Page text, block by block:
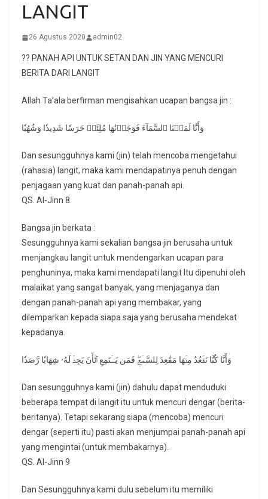
LANGIT
26 Agustus 2020 admin02
?? PANAH API UNTUK SETAN DAN JIN YANG MENCURI
BERITA DARI LANGIT
Allah Ta’ala berfirman mengisahkan ucapan bangsa jin :
وَأَنَّا لَمَسۡنَا ٱلسَّمَآءَ فَوَجَدۡنَٰهَا مُلِئَتۡ حَرَسٗا شَدِيدٗا وَشُهُبٗا
Dan sesungguhnya kami (jin) telah mencoba mengetahui
(rahasia) langit, maka kami mendapatinya penuh dengan
penjagaan yang kuat dan panah-panah api.
QS. Al-Jinn 8.
Bangsa jin berkata :
Sesungguhnya kami sekalian bangsa jin berusaha untuk
menjangkau langit untuk mendengarkan ucapan para
penghuninya, maka kami mendapati langit Itu dipenuhi oleh
malaikat yang sangat banyak, yang menjaganya dan
dengan panah-panah api yang membakar, yang
dilemparkan kepada siapa saja yang berusaha mendekat
kepadanya.
وَأَنَّا كُنَّا نَقۡعُدُ مِنۡهَا مَقَٰعِدَ لِلسَّمۡعِۖ فَمَن يَسۡتَمِعِ ٱلۡأٓنَ يَجِدۡ لَهُۥ شِهَابٗا رَّصَدٗا
Dan sesungguhnya kami (jin) dahulu dapat menduduki
beberapa tempat di langit itu untuk mencuri dengar (berita-
beritanya). Tetapi sekarang siapa (mencoba) mencuri
dengar (seperti itu) pasti akan menjumpai panah-panah api
yang mengintai (untuk membakarnya).
QS. Al-Jinn 9
Dan Sesungguhnya kami dulu sebelum itu memiliki